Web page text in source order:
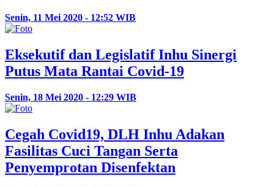
Senin, 11 Mei 2020 - 12:52 WIB
Eksekutif dan Legislatif Inhu Sinergi
Putus Mata Rantai Covid-19
Senin, 18 Mei 2020 - 12:29 WIB
Cegah Covid19, DLH Inhu Adakan
Fasilitas Cuci Tangan Serta
Penyemprotan Disenfektan